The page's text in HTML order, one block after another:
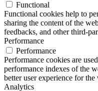
Functional
Functional cookies help to
sharing the content of the
feedbacks, and other third-
Performance
Performance
Performance cookies are
performance indexes of the
better user experience for the
Analytics